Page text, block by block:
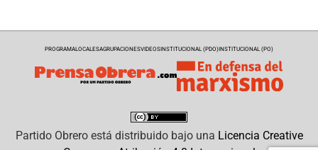
PROGRAMALOCALESAGRUPACIONESVIDEOSINSTITUCIONAL (PDO)INSTITUCIONAL (PO)
Partido Obreroestá distribuido bajo una Licencia Creative